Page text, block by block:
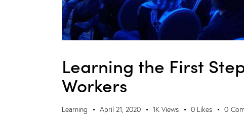
Learning the First
Workers
Learning April 21, 2020 1K Views 0 Likes 0